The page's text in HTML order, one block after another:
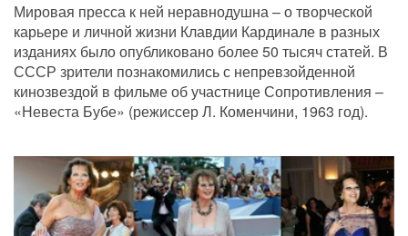
Мировая пресса к ней неравнодушна – о творческой
карьере и личной жизни Клавдии Кардинале в разных
изданиях было опубликовано более 50 тысяч статей. В
СССР зрители познакомились с непревзойденной
кинозвездой в фильме об участнице Сопротивления –
«Невеста Бубе» (режиссер Л. Коменчини, 1963 год).